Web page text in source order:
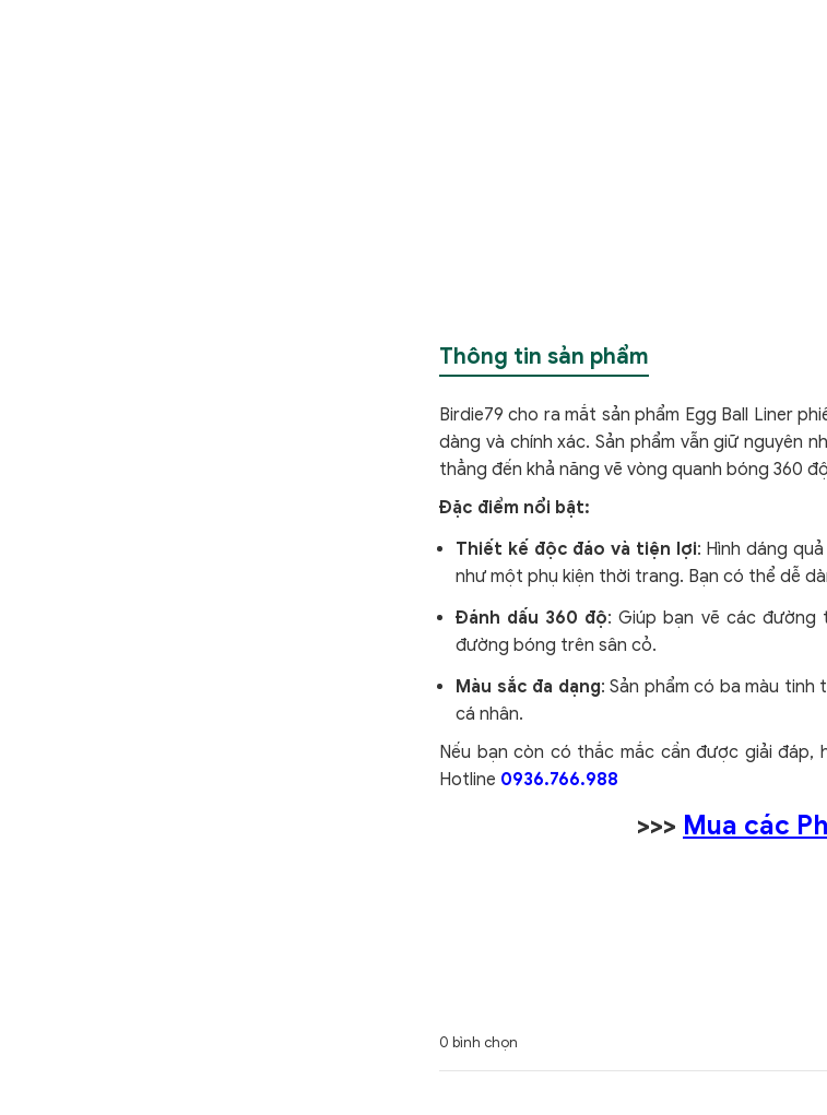
Thông tin sản phẩm
Birdie79 cho ra mắt sản phẩm Egg Ball Liner
dàng và chính xác. Sản phẩm vẫn giữ nguyên
thẳng đến khả năng vẽ vòng quanh bóng 360
Đặc điểm nổi bật:
Thiết kế độc đáo và tiện lợi: Hình dáng
như một phụ kiện thời trang. Bạn có thể dễ
Đánh dấu 360 độ: Giúp bạn vẽ các đường
đường bóng trên sân cỏ.
Màu sắc đa dạng: Sản phẩm có ba màu
cá nhân.
Nếu bạn còn có thắc mắc cần được giải đáp,
Hotline 0936.766.988
>>> Mua các
0 bình chọn